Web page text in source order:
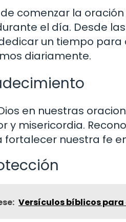
comenzar la
el día. Desde
un tiempo
diariamente.
en nuestras
y misericordia.
fortalecer nuestra fe
Versículos bíblicos